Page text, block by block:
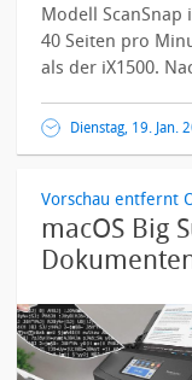
Modell ScanSnap
40 Seiten pro
als der iX1500.
Dienstag, 19. Jan.
Vorschau entfernt
macOS Big